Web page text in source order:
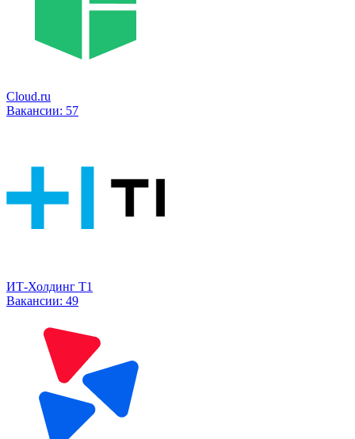
Cloud.ru
Вакансии: 57
ИТ-Холдинг Т1
Вакансии: 49